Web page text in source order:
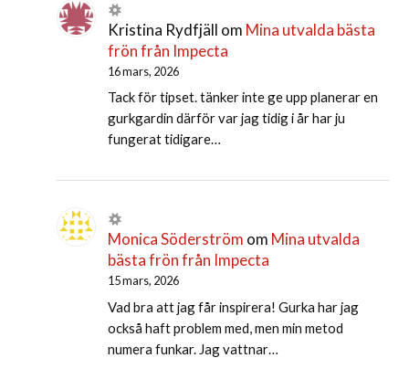
Kristina Rydfjäll om Mina utvalda bästa
frön från Impecta
16 mars, 2026
Tack för tipset. tänker inte ge upp planerar en
gurkgardin därför var jag tidig i år har ju
fungerat tidigare…
Monica Söderström om Mina utvalda
bästa frön från Impecta
15 mars, 2026
Vad bra att jag får inspirera! Gurka har jag
också haft problem med, men min metod
numera funkar. Jag vattnar…